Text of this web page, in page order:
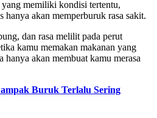
memiliki kondisi tertentu,
hanya akan memperburuk rasa sakit.
dan rasa melilit pada perut
kamu memakan makanan yang
akan membuat kamu merasa
Buruk Terlalu Sering